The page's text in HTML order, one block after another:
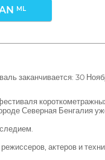
ML
заканчивается: 30
Северная Бенгалия
актеров и